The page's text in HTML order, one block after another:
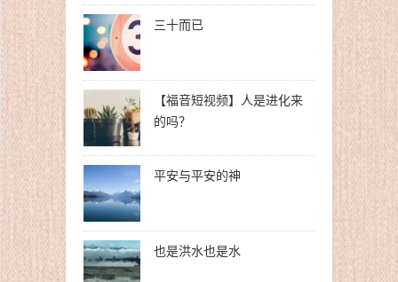
三十而已
【福音短视频】人是进化来
的吗？
平安与平安的神
也是洪水也是水